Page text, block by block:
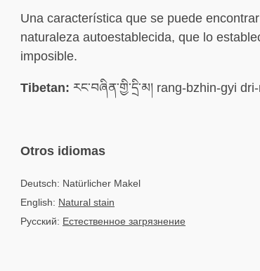
Una característica que se puede
naturaleza autoestablecida, que lo
imposible.
Tibetan: རང་བཞིན་གྱི་དྲི་མ། rang-bzhin-gyi
Otros idiomas
Deutsch: Natürlicher Makel
English: Natural stain
Русский: Естественное загрязнение